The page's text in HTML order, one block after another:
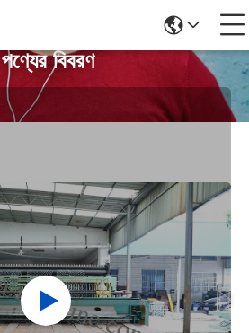
পণ্যের বিবরণ